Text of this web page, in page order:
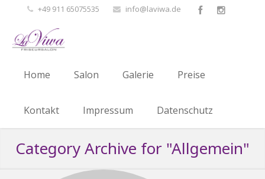
+49 911 65075535 info@laviwa.de
Home Salon Galerie Preise
Kontakt Impressum Datenschutz
Category Archive for "Allgemein"